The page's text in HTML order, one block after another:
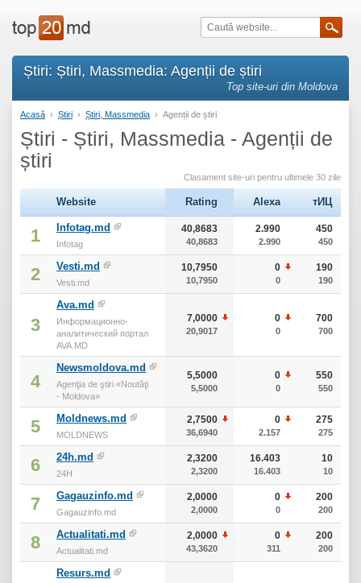
Știri: Știri, Massmedia: Agenții de știri
Top site-uri din Moldova
Acasă › Știri › Știri, Massmedia › Agenții de știri
Știri - Știri, Massmedia - Agenții de
știri
Clasament site-uri pentru ultimele 30 zile
Website Rating Alexa тИЦ
1 Infotag.md
Infotag
40,8683
40,8683
2.990
2.990
450
450
2 Vesti.md
Vesti.md
10,7950
10,7950
0
0
190
190
3
Ava.md
Информационно-
аналитический портал
AVA.MD
7,0000
20,9017
0
0
700
700
4
Newsmoldova.md
Agenţia de ştiri «Noutăţi
- Moldova»
5,5000
5,5000
0
0
550
550
5 Moldnews.md
MOLDNEWS
2,7500
36,6940
0
2.157
275
275
6 24h.md
24H
2,3200
2,3200
16.403
16.403
10
10
7 Gagauzinfo.md
Gagauzinfo.md
2,0000
2,0000
0
0
200
200
8 Actualitati.md
Actualitati.md
2,0000
43,3620
0
311
200
200
Resurs.md